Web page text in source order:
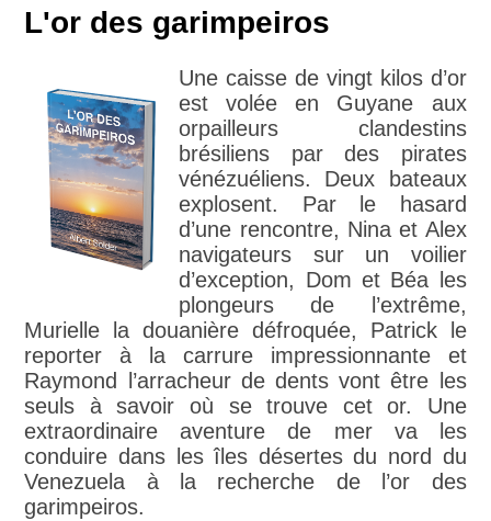
L'or des garimpeiros
Une caisse de vingt kilos d’or
est volée en Guyane aux
orpailleurs clandestins
brésiliens par des pirates
vénézuéliens. Deux bateaux
explosent. Par le hasard
d’une rencontre, Nina et Alex
navigateurs sur un voilier
d’exception, Dom et Béa les
plongeurs de l’extrême,
Murielle la douanière défroquée, Patrick le
reporter à la carrure impressionnante et
Raymond l’arracheur de dents vont être les
seuls à savoir où se trouve cet or. Une
extraordinaire aventure de mer va les
conduire dans les îles désertes du nord du
Venezuela à la recherche de l’or des
garimpeiros.